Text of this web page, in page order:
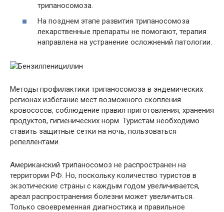
трипаносомоза.
На позднем этапе развития трипаносомоза
лекарственные препараты не помогают, терапия
направлена на устранение осложнений патологии.
Методы профилактики трипаносомоза в эндемических
регионах избегание мест возможного скопления
кровососов, соблюдение правил приготовления, хранения
продуктов, гигиенических норм. Туристам необходимо
ставить защитные сетки на ночь, пользоваться
репеллентами.
Американский трипаносомоз не распространен на
территории РФ. Но, поскольку количество туристов в
экзотические страны с каждым годом увеличивается,
ареал распространения болезни может увеличиться.
Только своевременная диагностика и правильное